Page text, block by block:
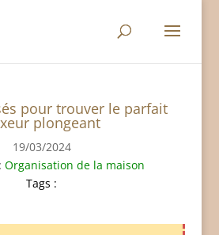
pour trouver le parfait
plongeant
19/03/2024
Organisation de la maison
Tags :